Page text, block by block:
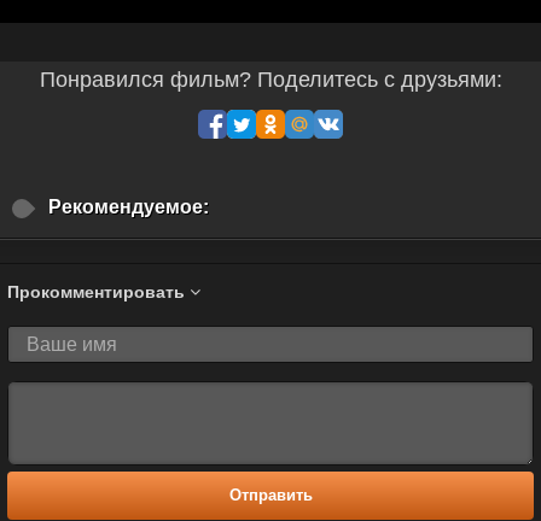
Понравился фильм? Поделитесь с друзьями:
Рекомендуемое:
Прокомментировать
Отправить